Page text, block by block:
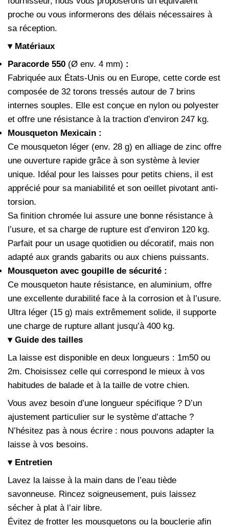
proche ou vous informerons des délais nécessaires à
sa réception.
▾ Matériaux
Paracorde 550 (Ø env. 4 mm) :
Fabriquée aux États-Unis ou en Europe, cette corde est
composée de 32 torons tressés autour de 7 brins
internes souples. Elle est conçue en nylon ou polyester
et offre une résistance à la traction d’environ 247 kg.
Mousqueton Mexicain :
Ce mousqueton léger (env. 28 g) en alliage de zinc offre
une ouverture rapide grâce à son système à levier
unique. Idéal pour les laisses pour petits chiens, il est
apprécié pour sa maniabilité et son oeillet pivotant anti-
torsion.
Sa finition chromée lui assure une bonne résistance à
l’usure, et sa charge de rupture est d’environ 120 kg.
Parfait pour un usage quotidien ou décoratif, mais non
adapté aux grands gabarits ou aux chiens puissants.
Mousqueton avec goupille de sécurité :
Ce mousqueton haute résistance, en aluminium, offre
une excellente durabilité face à la corrosion et à l’usure.
Ultra léger (15 g) mais extrêmement solide, il supporte
une charge de rupture allant jusqu’à 400 kg.
▾ Guide des tailles
La laisse est disponible en deux longueurs : 1m50 ou
2m. Choisissez celle qui correspond le mieux à vos
habitudes de balade et à la taille de votre chien.
Vous avez besoin d’une longueur spécifique ? D’un
ajustement particulier sur le système d’attache ?
N’hésitez pas à nous écrire : nous pouvons adapter la
laisse à vos besoins.
▾ Entretien
Lavez la laisse à la main dans de l’eau tiède
savonneuse. Rincez soigneusement, puis laissez
sécher à plat à l’air libre.
Évitez de frotter les mousquetons ou la bouclerie afin